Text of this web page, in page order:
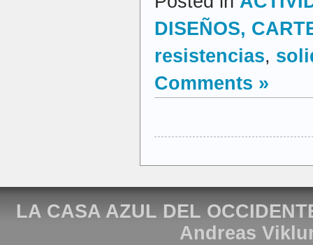
DISEÑOS,
resistencias,
Comments »
LA CASA AZUL DEL
Andreas